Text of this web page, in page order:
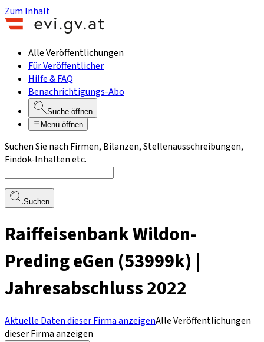
Zum Inhalt
Alle Veröffentlichungen
Für Veröffentlicher
Hilfe & FAQ
Benachrichtigungs-Abo
Suche öffnen
Menü öffnen
Suchen Sie nach Firmen, Bilanzen, Stellenausschreibungen,
Findok-Inhalten etc.
Suchen
Raiffeisenbank Wildon-
Preding eGen (53999k) |
Jahresabschluss 2022
Aktuelle Daten dieser Firma anzeigenAlle Veröffentlichungen
dieser Firma anzeigen